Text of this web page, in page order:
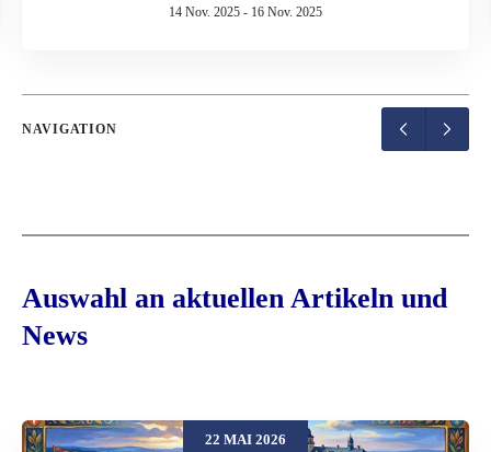
14 Nov. 2025 - 16 Nov. 2025
NAVIGATION
Auswahl an aktuellen Artikeln und
News
22 MAI 2026